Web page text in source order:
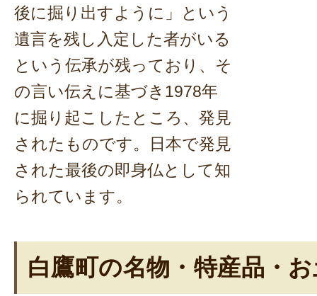
後に掘り出すように」という
遺言を残し入定した者がいる
という伝承が残っており、そ
の言い伝えに基づき1978年
に掘り起こしたところ、発見
されたものです。日本で発見
された最後の即身仏として知
られています。
白鷹町の名物・特産品・